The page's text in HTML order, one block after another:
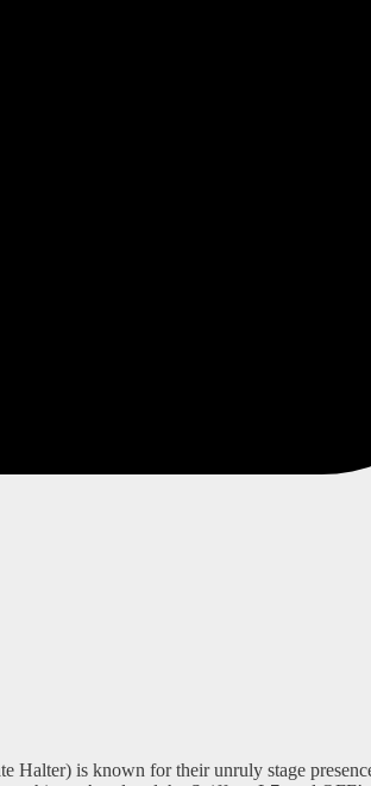
Halter) is known for their unruly stage